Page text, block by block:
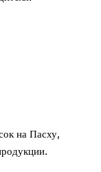
на Пасху,